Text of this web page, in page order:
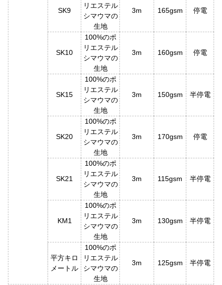
SK9
リエステル
シマウマの
生地
3m 165gsm 停電
SK10
100%のポ
リエステル
シマウマの
生地
3m 160gsm 停電
SK15
100%のポ
リエステル
シマウマの
生地
3m 150gsm 半停電
SK20
100%のポ
リエステル
シマウマの
生地
3m 170gsm 停電
SK21
100%のポ
リエステル
シマウマの
生地
3m 115gsm 半停電
KM1
100%のポ
リエステル
シマウマの
生地
3m 130gsm 半停電
平方キロ
メートル
100%のポ
リエステル
シマウマの
生地
3m 125gsm 半停電